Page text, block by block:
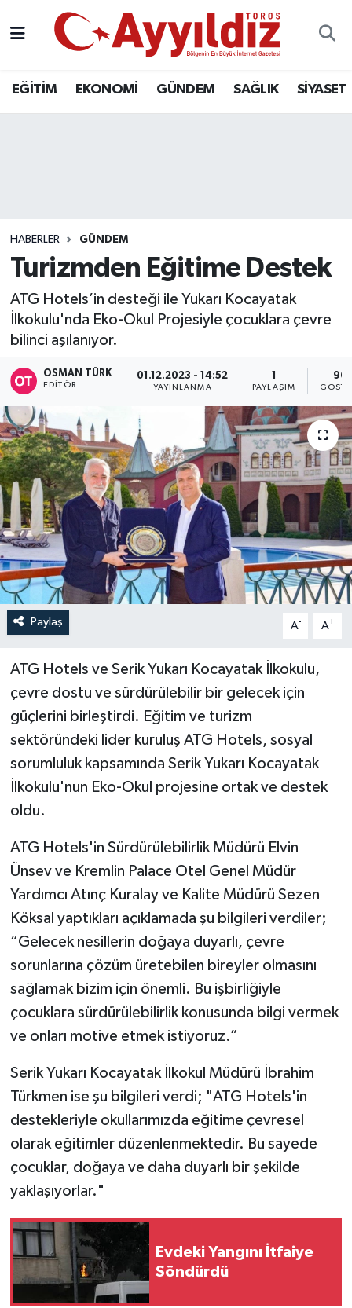
EĞİTİM EKONOMİ GÜNDEM SAĞLIK SİYASET
HABERLER GÜNDEM
Turizmden Eğitime Destek
ATG Hotels’in desteği ile Yukarı Kocayatak
İlkokulu'nda Eko-Okul Projesiyle çocuklara çevre
bilinci aşılanıyor.
OSMAN TÜRK
EDITÖR
01.12.2023 - 14:52
YAYINLANMA
1
PAYLAŞIM
Paylaş A- A+
ATG Hotels ve Serik Yukarı Kocayatak İlkokulu,
çevre dostu ve sürdürülebilir bir gelecek için
güçlerini birleştirdi. Eğitim ve turizm
sektöründeki lider kuruluş ATG Hotels, sosyal
sorumluluk kapsamında Serik Yukarı Kocayatak
İlkokulu'nun Eko-Okul projesine ortak ve destek
oldu.
ATG Hotels'in Sürdürülebilirlik Müdürü Elvin
Ünsev ve Kremlin Palace Otel Genel Müdür
Yardımcı Atınç Kuralay ve Kalite Müdürü Sezen
Köksal yaptıkları açıklamada şu bilgileri verdiler;
“Gelecek nesillerin doğaya duyarlı, çevre
sorunlarına çözüm üretebilen bireyler olmasını
sağlamak bizim için önemli. Bu işbirliğiyle
çocuklara sürdürülebilirlik konusunda bilgi vermek
ve onları motive etmek istiyoruz.”
Serik Yukarı Kocayatak İlkokul Müdürü İbrahim
Türkmen ise şu bilgileri verdi; "ATG Hotels'in
destekleriyle okullarımızda eğitime çevresel
olarak eğitimler düzenlenmektedir. Bu sayede
çocuklar, doğaya ve daha duyarlı bir şekilde
yaklaşıyorlar."
Evdeki Yangını İtfaiye
Söndürdü